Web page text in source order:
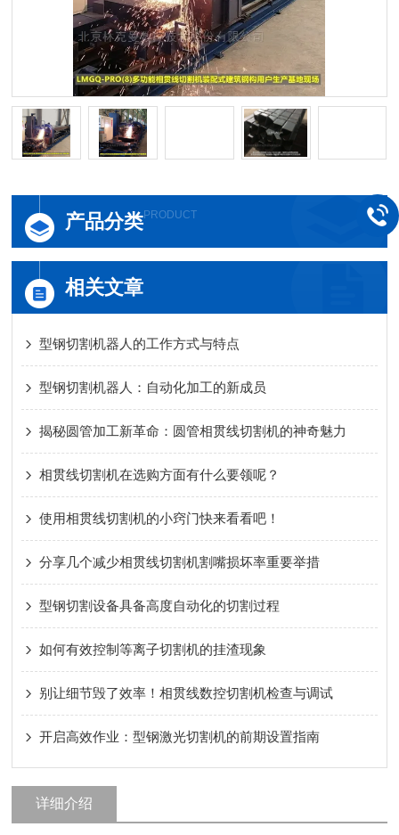
产品分类PRODUCT
相关文章
型钢切割机器人的工作方式与特点
型钢切割机器人：自动化加工的新成员
揭秘圆管加工新革命：圆管相贯线切割机的神奇魅力
相贯线切割机在选购方面有什么要领呢？
使用相贯线切割机的小窍门快来看看吧！
分享几个减少相贯线切割机割嘴损坏率重要举措
型钢切割设备具备高度自动化的切割过程
如何有效控制等离子切割机的挂渣现象
别让细节毁了效率！相贯线数控切割机检查与调试
开启高效作业：型钢激光切割机的前期设置指南
详细介绍